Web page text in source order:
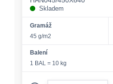
Skladem
Gramáž
45 g/m2
Balení
1 BAL = 10 kg